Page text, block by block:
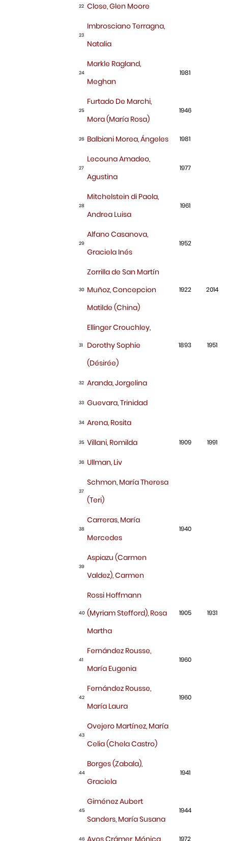
22 Close, Glen Moore
23
Imbrosciano Terragna,
Natalia
24
Markle Ragland,
Meghan
1981
25
Furtado De Marchi,
Mora (María Rosa)
1946
26 Balbiani Morea, Ángeles 1981
27
Lecouna Amadeo,
Agustina
1977
28
Mitchelstein di Paola,
Andrea Luisa
1961
29
Alfano Casanova,
Graciela Inés
1952
30
Zorrilla de San Martín
Muñoz, Concepcion
Matilde (China)
1922 2014
31
Ellinger Crouchley,
Dorothy Sophie
(Désirée)
1893 1951
32 Aranda, Jorgelina
33 Guevara, Trinidad
34 Arena, Rosita
35 Villani, Romilda 1909 1991
36 Ullman, Liv
37
Schmon, María Theresa
(Teri)
38
Carreras, María
Mercedes
1940
39
Aspiazu (Carmen
Valdez), Carmen
40
Rossi Hoffmann
(Myriam Stefford), Rosa
Martha
1905 1931
41
Fernández Rousse,
María Eugenia
1960
42
Fernández Rousse,
María Laura
1960
43
Ovejero Martínez, María
Celia (Chela Castro)
44
Borges (Zabala),
Graciela
1941
45
Giménez Aubert
Sanders, María Susana
1944
46 Ayos Crámer, Mónica 1972